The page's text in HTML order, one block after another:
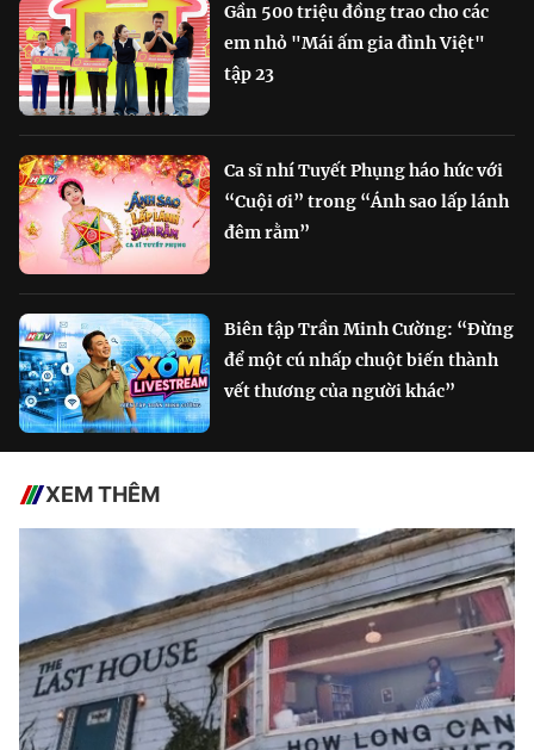
Gần 500 triệu đồng trao cho các
em nhỏ "Mái ấm gia đình Việt"
tập 23
Ca sĩ nhí Tuyết Phụng háo hức với
“Cuội ơi” trong “Ánh sao lấp lánh
đêm rằm”
Biên tập Trần Minh Cường: “Đừng
để một cú nhấp chuột biến thành
vết thương của người khác”
XEM THÊM